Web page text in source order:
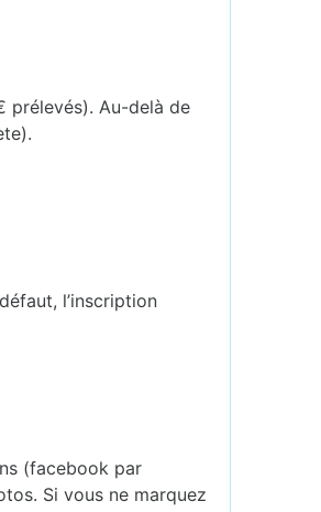
prélevés). Au-delà de
l’inscription
(facebook par
Si vous ne marquez